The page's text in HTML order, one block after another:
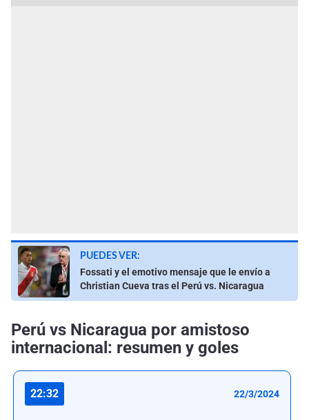
PUEDES VER:
Fossati y el emotivo mensaje que le envío a
Christian Cueva tras el Perú vs. Nicaragua
Perú vs Nicaragua por amistoso
internacional: resumen y goles
22:32 22/3/2024